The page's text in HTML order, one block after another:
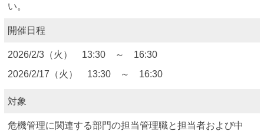
い。
開催日程
2026/2/3（火） 13:30 ～ 16:30
2026/2/17（火） 13:30 ～ 16:30
対象
危機管理に関連する部門の担当管理職と担当者および中